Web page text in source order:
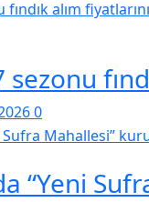
0
“Yeni